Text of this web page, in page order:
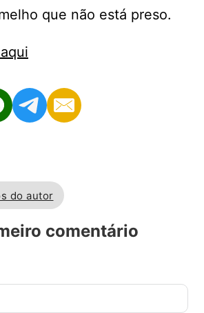
que não está preso.
do autor
comentário